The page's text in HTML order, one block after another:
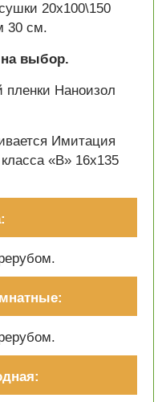
20х100\150
30 см.
выбор.
пленки Наноизол
Имитация
«В» 16х135